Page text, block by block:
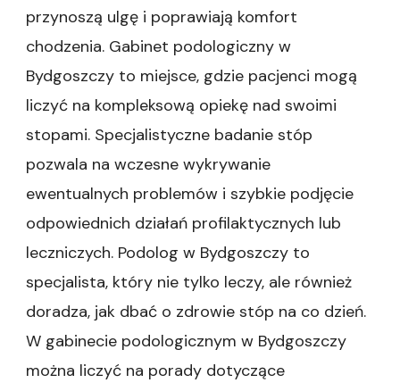
przynoszą ulgę i poprawiają komfort
chodzenia. Gabinet podologiczny w
Bydgoszczy to miejsce, gdzie pacjenci mogą
liczyć na kompleksową opiekę nad swoimi
stopami. Specjalistyczne badanie stóp
pozwala na wczesne wykrywanie
ewentualnych problemów i szybkie podjęcie
odpowiednich działań profilaktycznych lub
leczniczych. Podolog w Bydgoszczy to
specjalista, który nie tylko leczy, ale również
doradza, jak dbać o zdrowie stóp na co dzień.
W gabinecie podologicznym w Bydgoszczy
można liczyć na porady dotyczące